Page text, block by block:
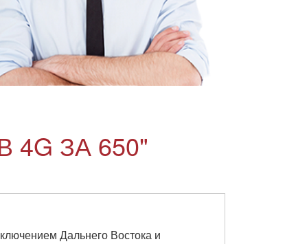
ЗА 650"
Дальнего Востока и